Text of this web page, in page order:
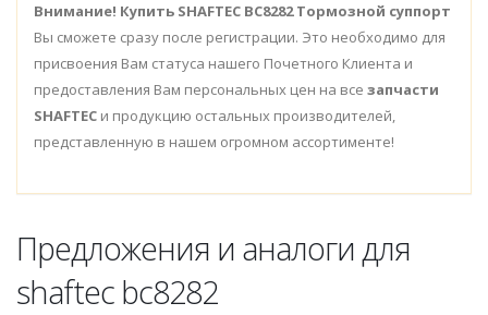
Внимание! Купить SHAFTEC BC8282 Тормозной суппорт
Вы сможете сразу после регистрации. Это необходимо для
присвоения Вам статуса нашего Почетного Клиента и
предоставления Вам персональных цен на все запчасти
SHAFTEC и продукцию остальных производителей,
представленную в нашем огромном ассортименте!
Предложения и аналоги для
shaftec bc8282